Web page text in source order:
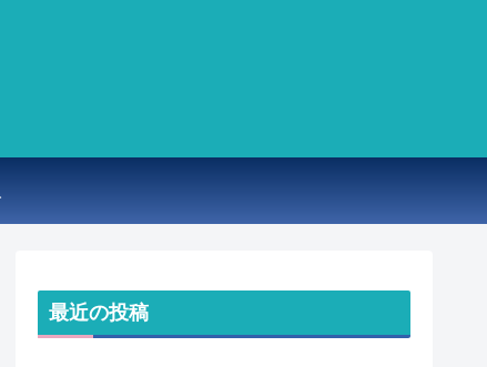
最近の投稿